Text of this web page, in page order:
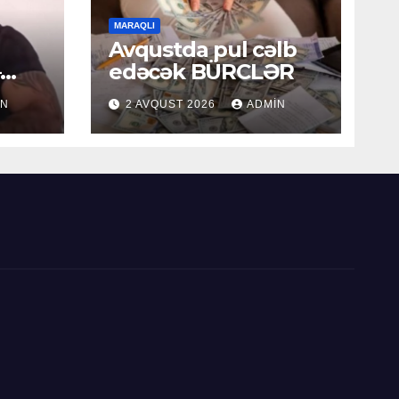
MARAQLI
Avqustda pul cəlb
edəcək BÜRCLƏR
2 AVQUST 2026 ADMIN